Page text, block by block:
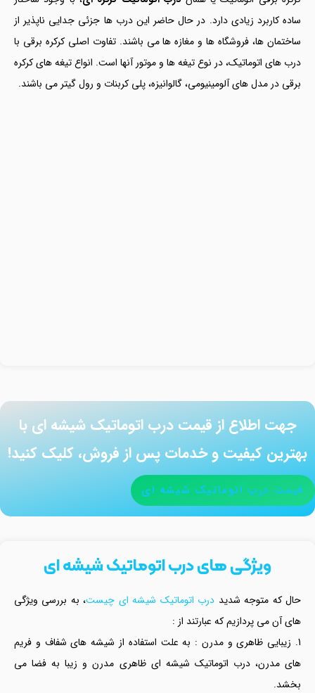
ساده کاربرد زیادی دارد. در حال حاضر این درب ها جزئی جدایی ناپذیر از
ساختمان ها، فروشگاه ها و مغازه ها می باشند. تفاوت اصلی کرکره برقی با
درب های اتوماتیک، در نوع تیغه ها و موتور آنها است. انواع تیغه های کرکره
برقی در مدل های آلومینیومی، گالوانیزه، پلی کربنات و رول گیتر می باشند.
جهت اطلاع از قیمت درب اتوماتیک شیشه ای با
بهترین کیفیت و خدمات پس از فروش، کلیک کنید!
قیمت درب اتوماتیک شیشه ای
ویژگی های درب اتوماتیک شیشه ای
حال که متوجه شدیددرب اتوماتیک شیشه ای چیست، به بررسی ویژگی
های آن می پردازیم که عبارتند از :
زیبایی ظاهری و مدرن : به علت استفاده از شیشه های شفاف و فریم
های مدرن، درب اتوماتیک شیشه ای ظاهری مدرن و زیبا به فضا می
بخشد.